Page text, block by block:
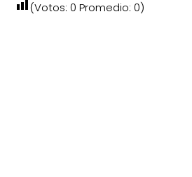
(Votos:0 Promedio:0)